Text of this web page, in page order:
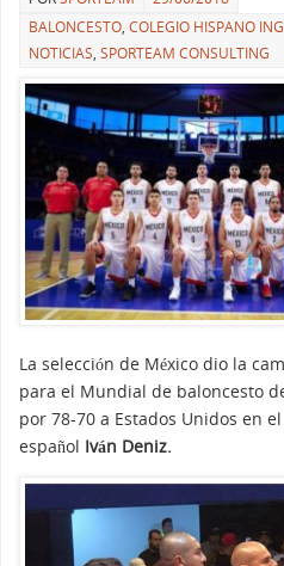
BALONCESTO, COLEGIO HISPANO
NOTICIAS, SPORTEAM CONSULTING
La selección de México dio la
para el Mundial de baloncesto
por 78-70 a Estados Unidos en
español Iván Deniz.